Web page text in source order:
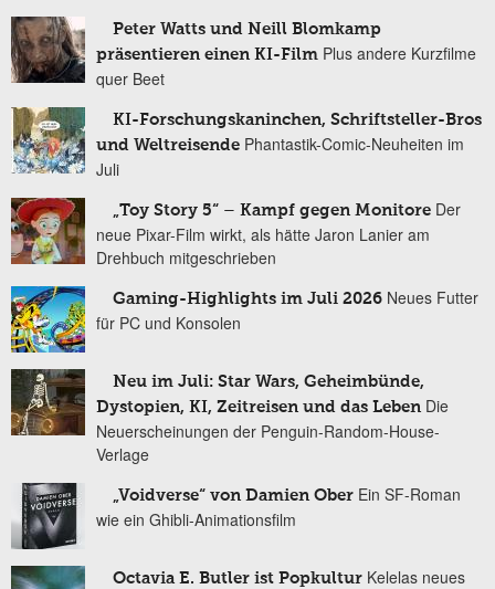
Peter Watts und Neill Blomkamp
präsentieren einen KI-Film Plus andere Kurzfilme
quer Beet
KI-Forschungskaninchen, Schriftsteller-Bros
und Weltreisende Phantastik-Comic-Neuheiten im
Juli
„Toy Story 5“ – Kampf gegen Monitore Der
neue Pixar-Film wirkt, als hätte Jaron Lanier am
Drehbuch mitgeschrieben
Gaming-Highlights im Juli 2026 Neues Futter
für PC und Konsolen
Neu im Juli: Star Wars, Geheimbünde,
Dystopien, KI, Zeitreisen und das Leben Die
Neuerscheinungen der Penguin-Random-House-
Verlage
„Voidverse“ von Damien Ober Ein SF-Roman
wie ein Ghibli-Animationsfilm
Octavia E. Butler ist Popkultur Kelelas neues